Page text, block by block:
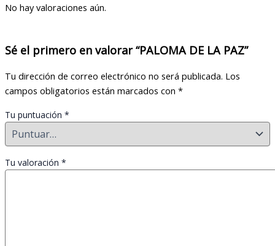
No hay valoraciones aún.
Sé el primero en valorar “PALOMA DE LA PAZ”
Tu dirección de correo electrónico no será publicada. Los
campos obligatorios están marcados con *
Tu puntuación *
Tu valoración *